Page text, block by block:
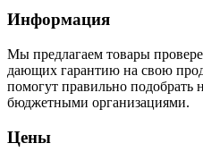
Информация
Мы предлагаем товары
дающих гарантию на свою
помогут правильно
бюджетными организациями.
Цены